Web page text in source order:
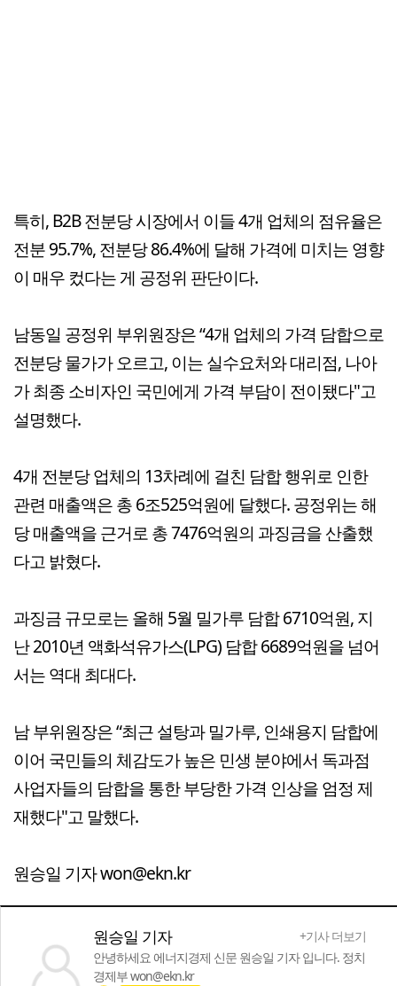
특히, B2B 전분당 시장에서 이들 4개 업체의 점유율은
전분 95.7%, 전분당 86.4%에 달해 가격에 미치는 영향
이 매우 컸다는 게 공정위 판단이다.
남동일 공정위 부위원장은 “4개 업체의 가격 담합으로
전분당 물가가 오르고, 이는 실수요처와 대리점, 나아
가 최종 소비자인 국민에게 가격 부담이 전이됐다"고
설명했다.
4개 전분당 업체의 13차례에 걸친 담합 행위로 인한
관련 매출액은 총 6조525억원에 달했다. 공정위는 해
당 매출액을 근거로 총 7476억원의 과징금을 산출했
다고 밝혔다.
과징금 규모로는 올해 5월 밀가루 담합 6710억원, 지
난 2010년 액화석유가스(LPG) 담합 6689억원을 넘어
서는 역대 최대다.
남 부위원장은 “최근 설탕과 밀가루, 인쇄용지 담합에
이어 국민들의 체감도가 높은 민생 분야에서 독과점
사업자들의 담합을 통한 부당한 가격 인상을 엄정 제
재했다"고 말했다.
원승일 기자 won@ekn.kr
원승일 기자
+기사 더보기
안녕하세요 에너지경제 신문 원승일 기자 입니다. 정치
경제부 won@ekn.kr